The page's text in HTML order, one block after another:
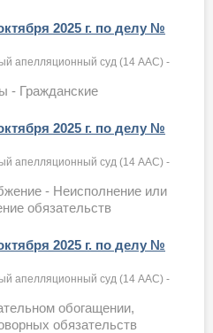
2025 г. по делу №
апелляционный суд (14 ААС) -
- Гражданские
2025 г. по делу №
апелляционный суд (14 ААС) -
- Неисполнение или
обязательств
2025 г. по делу №
апелляционный суд (14 ААС) -
обогащении,
обязательств